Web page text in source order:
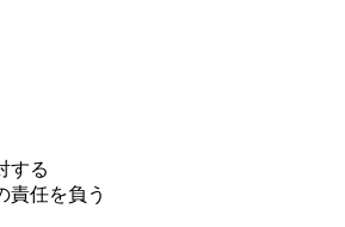
する
責任を負う